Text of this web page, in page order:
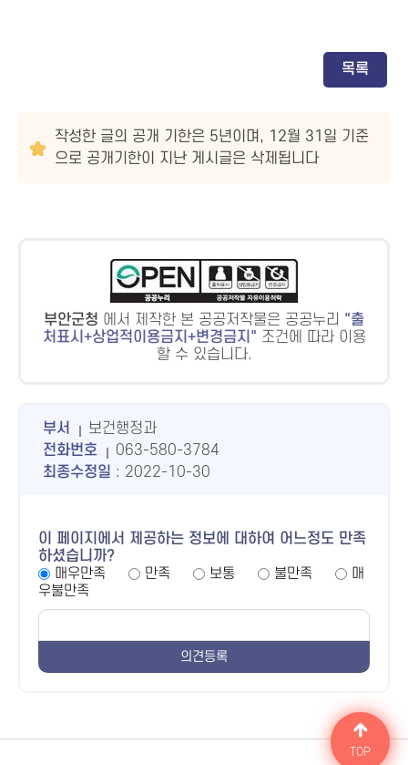
목록
작성한 글의 공개 기한은 5년이며, 12월 31일 기준
으로 공개기한이 지난 게시글은 삭제됩니다
부안군청 에서 제작한 본 공공저작물은 공공누리
출
처표시+상업적이용금지+변경금지
조건에 따라 이용
할 수 있습니다.
부서
보건행정과
전화번호
063-580-3784
최종수정일 : 2022-10-30
이 페이지에서 제공하는 정보에 대하여 어느정도 만족
하셨습니까?
매우만족
만족 보통 불만족
매
우불만족
TOP